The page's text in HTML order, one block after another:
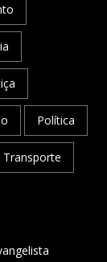
Política
Transporte